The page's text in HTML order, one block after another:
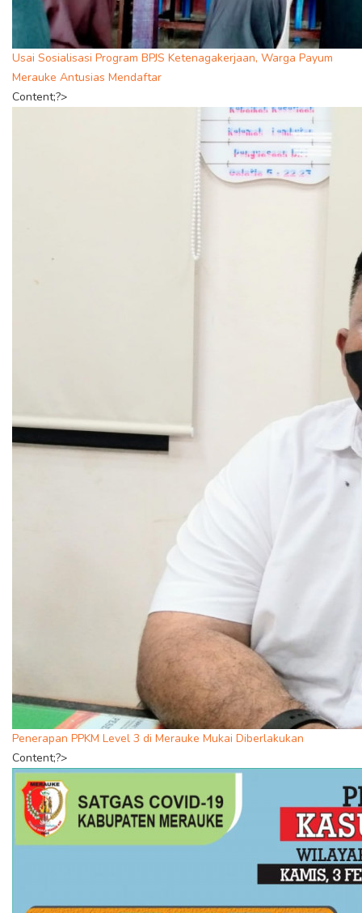
Usai Sosialisasi Program BPJS Ketenagakerjaan, Warga Payum
Merauke Antusias Mendaftar
Content;?>
Penerapan PPKM Level 3 di Merauke Mukai Diberlakukan
Content;?>